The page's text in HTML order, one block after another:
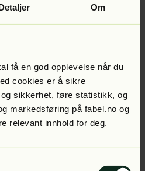
Om
få en god opplevelse når du
cookies er å sikre
sikkerhet, føre statistikk, og
markedsføring på fabel.no og
relevant innhold for deg.